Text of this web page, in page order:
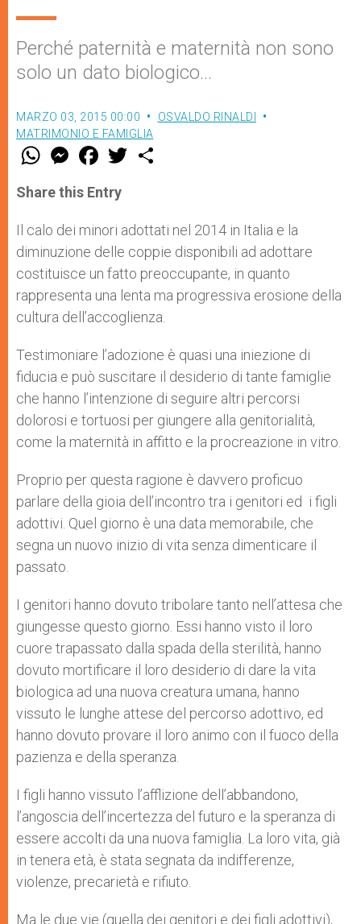
Perché paternità e maternità non sono
solo un dato biologico…
MARZO 03, 2015 00:00
OSVALDO RINALDI
MATRIMONIO E FAMIGLIA
W
t
s
p
p
M
e
s
e
g
e
r
F
a
e
b
o
k
w
r
Share this Entry
Il calo dei minori adottati nel 2014 in Italia e la
diminuzione delle coppie disponibili ad adottare
costituisce un fatto preoccupante, in quanto
rappresenta una lenta ma progressiva erosione della
cultura dell’accoglienza.
Testimoniare l’adozione è quasi una iniezione di
fiducia e può suscitare il desiderio di tante famiglie
che hanno l’intenzione di seguire altri percorsi
dolorosi e tortuosi per giungere alla genitorialità,
come la maternità in affitto e la procreazione in vitro.
Proprio per questa ragione è davvero proficuo
parlare della gioia dell’incontro tra i genitori ed i figli
adottivi. Quel giorno è una data memorabile, che
segna un nuovo inizio di vita senza dimenticare il
passato.
I genitori hanno dovuto tribolare tanto nell’attesa che
giungesse questo giorno. Essi hanno visto il loro
cuore trapassato dalla spada della sterilità, hanno
dovuto mortificare il loro desiderio di dare la vita
biologica ad una nuova creatura umana, hanno
vissuto le lunghe attese del percorso adottivo, ed
hanno dovuto provare il loro animo con il fuoco della
pazienza e della speranza.
I figli hanno vissuto l’afflizione dell’abbandono,
l’angoscia dell’incertezza del futuro e la speranza di
essere accolti da una nuova famiglia. La loro vita, già
in tenera età, è stata segnata da indifferenze,
violenze, precarietà e rifiuto.
Ma le due vie (quella dei genitori e dei figli adottivi),